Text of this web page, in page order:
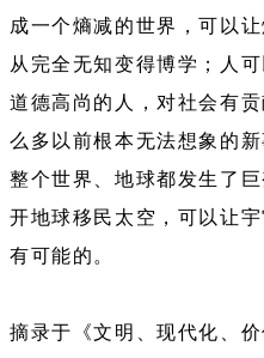
成一个熵减的世界，可以
从完全无知变得博学；人
道德高尚的人，对社会有
么多以前根本无法想象的
整个世界、地球都发生了
开地球移民太空，可以让
有可能的。
摘录于《文明、现代化、价